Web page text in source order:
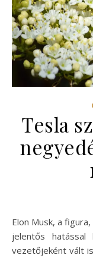
Tesla
Elon Musk, a figura, aki a technológiai világban és azon túl is
jelentős
vezetőjeként vált